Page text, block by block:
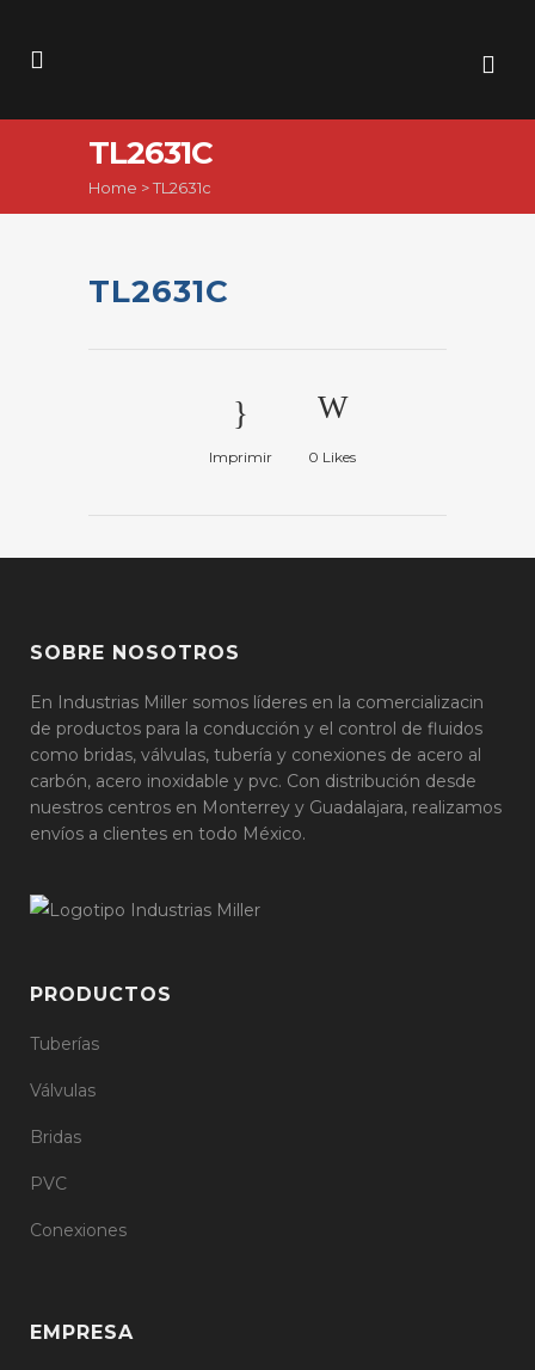
TL2631C
Home >TL2631c
TL2631C
Imprimir 0 Likes
SOBRE NOSOTROS
En Industrias Miller somos líderes en la comercializacin
de productos para la conducción y el control de fluidos
como bridas, válvulas, tubería y conexiones de acero al
carbón, acero inoxidable y pvc. Con distribución desde
nuestros centros en Monterrey y Guadalajara, realizamos
envíos a clientes en todo México.
PRODUCTOS
Tuberías
Válvulas
Bridas
PVC
Conexiones
EMPRESA